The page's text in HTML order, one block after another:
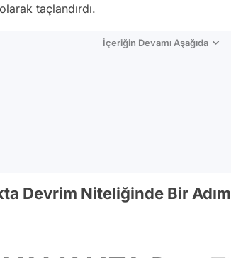
taçlandırdı.
İçeriğin Devamı Aşağıda
Devrim Niteliğinde Bir Adım